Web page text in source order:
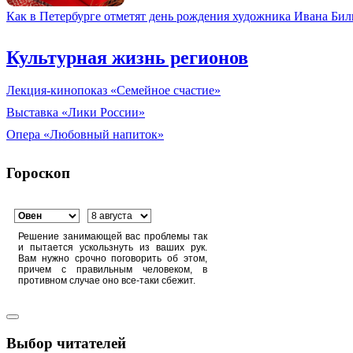
Как в Петербурге отметят день рождения художника Ивана
Культурная жизнь регионов
Лекция-кинопоказ «Семейное счастие»
Выставка «Лики России»
Опера «Любовный напиток»
Гороскоп
Решение занимающей вас проблемы так
и пытается ускользнуть из ваших рук.
Вам нужно срочно поговорить об этом,
причем с правильным человеком, в
противном случае оно все-таки сбежит.
Выбор читателей